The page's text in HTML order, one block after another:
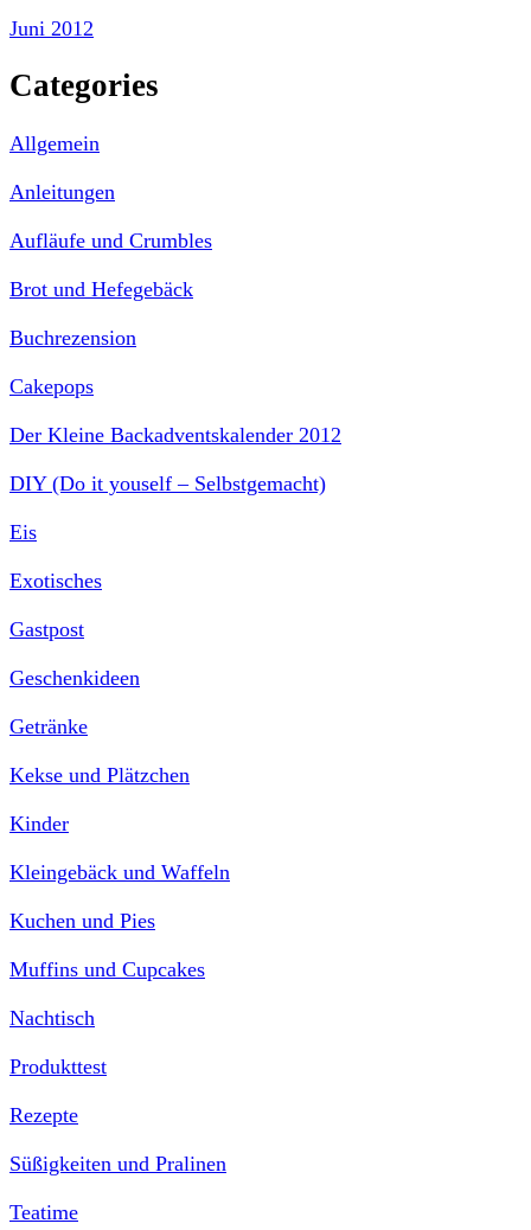
Juni 2012
Categories
Allgemein
Anleitungen
Aufläufe und Crumbles
Brot und Hefegebäck
Buchrezension
Cakepops
Der Kleine Backadventskalender 2012
DIY (Do it youself – Selbstgemacht)
Eis
Exotisches
Gastpost
Geschenkideen
Getränke
Kekse und Plätzchen
Kinder
Kleingebäck und Waffeln
Kuchen und Pies
Muffins und Cupcakes
Nachtisch
Produkttest
Rezepte
Süßigkeiten und Pralinen
Teatime